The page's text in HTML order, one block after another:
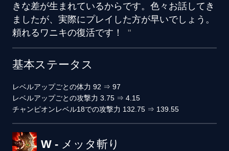
きな差が生まれているからです。色々お話してき
ましたが、実際にプレイした方が早いでしょう。
頼れるワニキの復活です！
基本ステータス
レベルアップごとの体力 92 ⇒ 97
レベルアップごとの攻撃力 3.75 ⇒ 4.15
チャンピオンレベル18での攻撃力 132.75 ⇒ 139.55
W - メッタ斬り